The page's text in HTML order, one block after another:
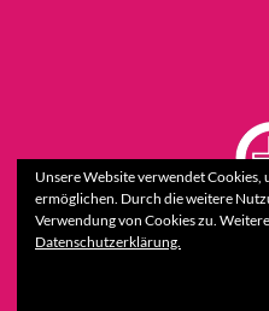
Unsere Website verwendet Cookies,
ermöglichen. Durch die weitere
Verwendung von Cookies zu.
Datenschutzerklärung.